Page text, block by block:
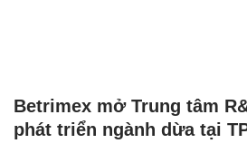
Betrimex mở Trung tâm
phát triển ngành dừa tại